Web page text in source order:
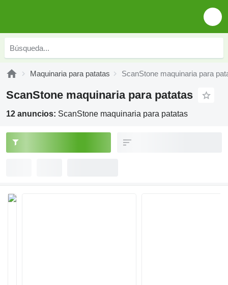
Maquinaria para patatas ScanStone maquinaria para
ScanStone maquinaria para patatas
12 anuncios: ScanStone maquinaria para patatas